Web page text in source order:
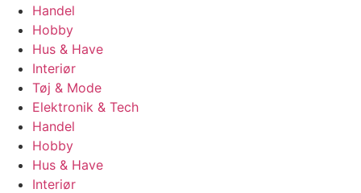
Handel
Hobby
Hus & Have
Interiør
Tøj & Mode
Elektronik & Tech
Handel
Hobby
Hus & Have
Interiør